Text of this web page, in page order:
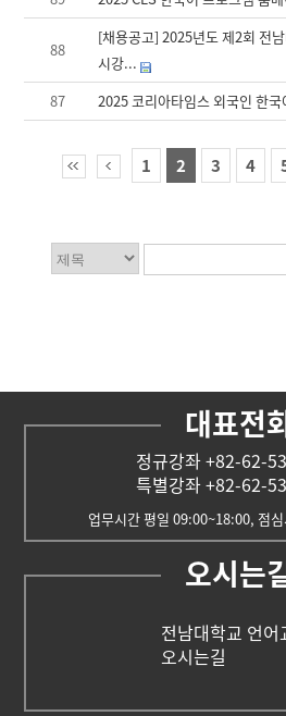
88
[채용공고] 2025년도 제2회 전
시강...
87
2025 코리아타임스 외국인 한국
1 2 3 4
대표전
정규강좌 +82-62-
특별강좌 +82-62-
업무시간 평일 09:00~18:00, 점
오시는
전남대학교 언어
오시는길